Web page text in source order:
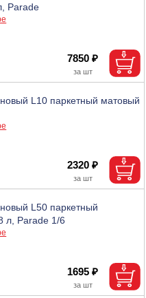
Parade
7850 ₽
L10 паркетный матовый
2320 ₽
L50 паркетный
л, Parade 1/6
1695 ₽